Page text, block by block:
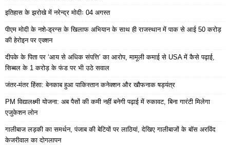
इतिहास के झरोखे में नरेन्द्र मोदीः 04 अगस्त
पीएम मोदी के नशे-ड्रग्स के खिलाफ अभियान के साथ ही राजस्थान में पाक से आई 50 करोड़
की हेरोइन पर एक्शन
दीपके के पिता पर ‘आय से अधिक संपत्ति’ का आरोप, मामूली कमाई से USA में कैसे पढ़ाई,
सिब्बल के 1 करोड़ के फंड पर भी उठे सवाल
जंतर-मंतर हिंसा: बेनकाब हुआ पाकिस्तान कनेक्शन और खौफनाक षड्यंत्र
PM विद्यालक्ष्मी योजना: अब पैसों की कमी नहीं बनेगी पढ़ाई में रुकावट, बिना गारंटी मिलेगा
एजुकेशन लोन
गालीबाज लड़की का समर्थन, पंजाब की बेटियों पर लाठियां, देखिए गालीबाजों के बॉस अरविंद
केजरीवाल का दोगलापन